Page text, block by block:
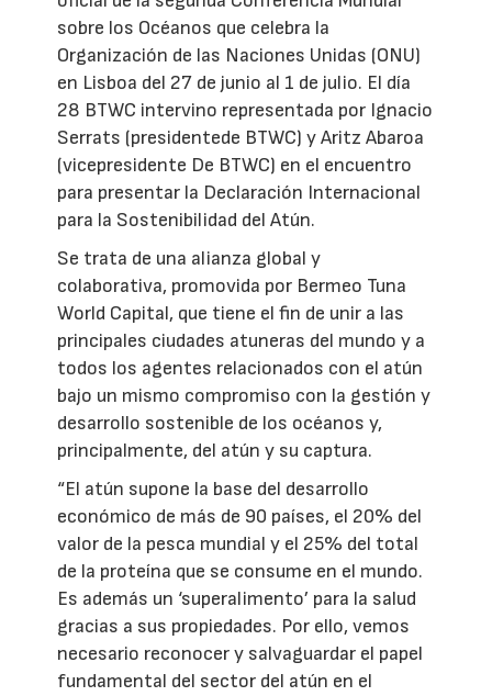
sobre los Océanos que celebra la
Organización de las Naciones Unidas (ONU)
en Lisboa del 27 de junio al 1 de julio. El día
28 BTWC intervino representada por Ignacio
Serrats (presidentede BTWC) y Aritz Abaroa
(vicepresidente De BTWC) en el encuentro
para presentar la Declaración Internacional
para la Sostenibilidad del Atún.
Se trata de una alianza global y
colaborativa, promovida por Bermeo Tuna
World Capital, que tiene el fin de unir a las
principales ciudades atuneras del mundo y a
todos los agentes relacionados con el atún
bajo un mismo compromiso con la gestión y
desarrollo sostenible de los océanos y,
principalmente, del atún y su captura.
“El atún supone la base del desarrollo
económico de más de 90 países, el 20% del
valor de la pesca mundial y el 25% del total
de la proteína que se consume en el mundo.
Es además un ‘superalimento’ para la salud
gracias a sus propiedades. Por ello, vemos
necesario reconocer y salvaguardar el papel
fundamental del sector del atún en el